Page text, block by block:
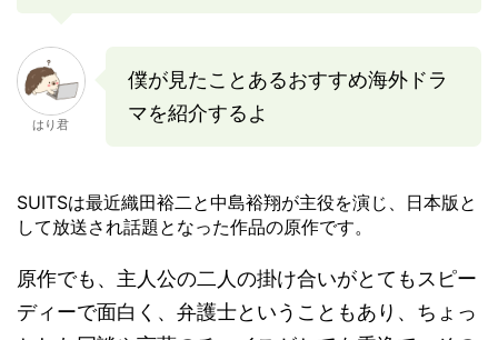
はり君
僕が見たことあるおすすめ海外ドラ
マを紹介するよ
SUITSは最近織田裕二と中島裕翔が主役を演じ、日本版と
して放送され話題となった作品の原作です。
原作でも、主人公の二人の掛け合いがとてもスピー
ディーで面白く、弁護士ということもあり、ちょっ